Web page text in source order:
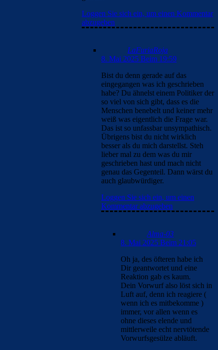
Loggen Sie sich ein, um einen Kommentar
abzugeben
LaFuriaRoja
8. Mai 2025 Beim 19:59
Bist du denn gerade auf das
eingegangen was ich geschrieben
habe? Du ähnelst einem Politiker der
so viel von sich gibt, dass es die
Menschen benebelt und keiner mehr
weiß was eigentlich die Frage war.
Das ist so unfassbar unsympathisch.
Übrigens bist du nicht wirklich
besser als du mich darstellst. Steh
lieber mal zu dem was du mir
geschrieben hast und mach nicht
genau das Gegenteil. Dann wärst du
auch glaubwürdiger.
Loggen Sie sich ein, um einen
Kommentar abzugeben
Alma-03
8. Mai 2025 Beim 21:05
Oh ja, des öfteren habe ich
Dir geantwortet und eine
Reaktion gab es kaum.
Dein Vorwurf also löst sich in
Luft auf, denn ich reagiere (
wenn ich es mitbekomme )
immer, vor allen wenn es
ohne dieses elende und
mittlerweile echt nervtötende
Vorwurfsgesülze abläuft.